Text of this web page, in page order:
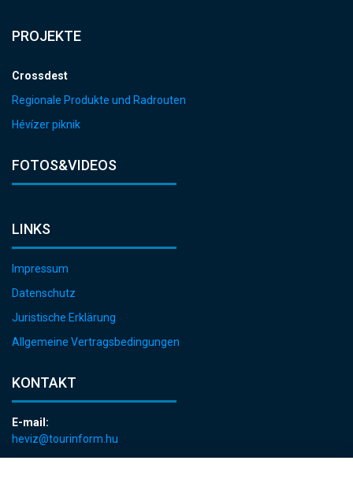
PROJEKTE
Crossdest
Regionale Produkte und Radrouten
Hévízer piknik
FOTOS&VIDEOS
LINKS
Impressum
Datenschutz
Juristische Erklärung
Allgemeine Vertragsbedingungen
KONTAKT
E-mail:
heviz@tourinform.hu